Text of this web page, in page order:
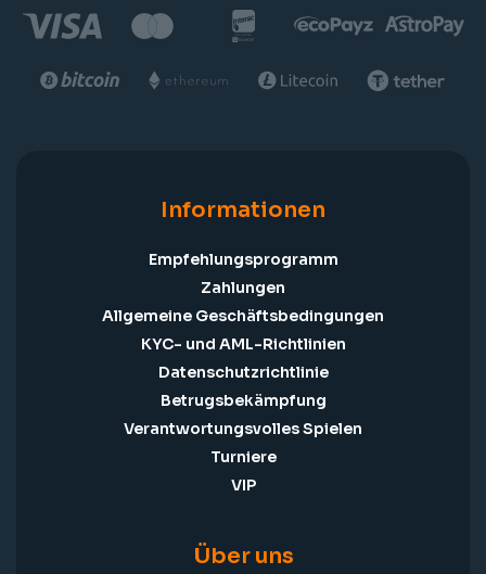
Informationen
Empfehlungsprogramm
Zahlungen
Allgemeine Geschäftsbedingungen
KYC- und AML-Richtlinien
Datenschutzrichtlinie
Betrugsbekämpfung
Verantwortungsvolles Spielen
Turniere
VIP
Über uns